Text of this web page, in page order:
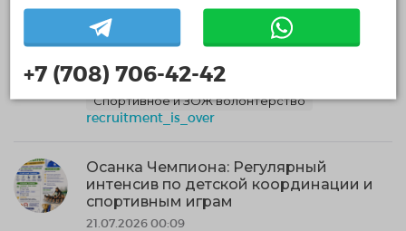
Астана, Астана
Инициативная группа "Спортивное Будущее"
Социальное волонтерство
Спортивное и ЗОЖ волонтёрство
recruitment_is_over
Осанка Чемпиона: Регулярный
интенсив по детской координации и
спортивным играм
21.07.2026 00:09
+7 (708) 706-42-42